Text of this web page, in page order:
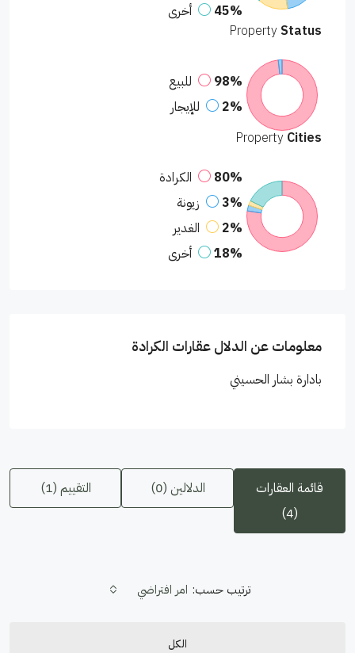
45%
أخرى
Property Status
98%
للبيع
2%
للإيجار
Property Cities
80%
الكرادة
3%
زيونة
2%
الغدير
18%
أخرى
معلومات عن الدلال عقارات الكرادة
بادارة بشار الحسيني
قائمة العقارات
(4)
الدلالين (0) التقييم (1)
الكل
ترتيب حسب: امر افتراضي